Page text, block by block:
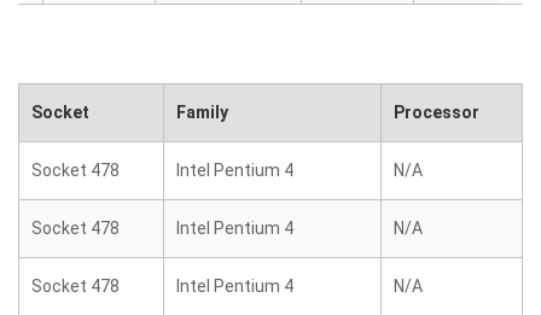
Socket Family Processor
Socket 478 Intel Pentium 4 N/A
Socket 478 Intel Pentium 4 N/A
Socket 478 Intel Pentium 4 N/A